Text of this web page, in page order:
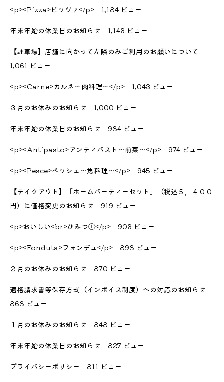
<p><Pizza>ピッツァ</p> - 1,184 ビュー
年末年始の休業日のお知らせ - 1,143 ビュー
【駐車場】店舗に向かって左隣のみご利用のお願いについて -
1,061 ビュー
<p><Carne>カルネ～肉料理～</p> - 1,043 ビュー
３月のお休みのお知らせ - 1,000 ビュー
年末年始の休業日のお知らせ - 984 ビュー
<p><Antipasto>アンティパスト～前菜～</p> - 974 ビュー
<p><Pesce>ペッシェ～魚料理～</p> - 945 ビュー
【テイクアウト】「ホームパーティーセット」（税込５，４００
円）に価格変更のお知らせ - 919 ビュー
<p>おいしい<br>ひみつ①</p> - 903 ビュー
<p><Fonduta>フォンデュ</p> - 898 ビュー
２月のお休みのお知らせ - 870 ビュー
適格請求書等保存方式（インボイス制度）への対応のお知らせ -
868 ビュー
１月のお休みのお知らせ - 848 ビュー
年末年始の休業日のお知らせ - 827 ビュー
プライバシーポリシー - 811 ビュー